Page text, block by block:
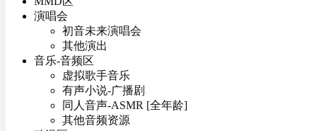
演唱会
初音未来演唱会
其他演出
音乐-音频区
虚拟歌手音乐
有声小说-广播剧
同人音声-ASMR [全年龄]
其他音频资源